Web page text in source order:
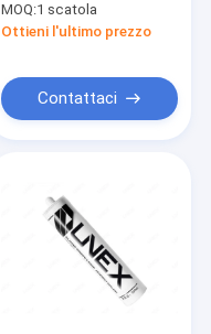
del sigillante di vetro
MOQ:1 scatola
Ottieni l'ultimo prezzo
Contattaci